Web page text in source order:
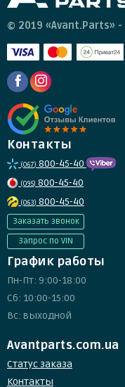
© 2019 «Avant.Parts» -
Контакты
(067) 800-45-40
(095) 800-45-40
(063) 800-45-40
Заказать звонок
Запрос по VIN
График работы
Пн-Пт: 9:00-18:00
Сб: 10:00-15:00
Вс: выходной
Avantparts.com.ua
Статус заказа
Контакты